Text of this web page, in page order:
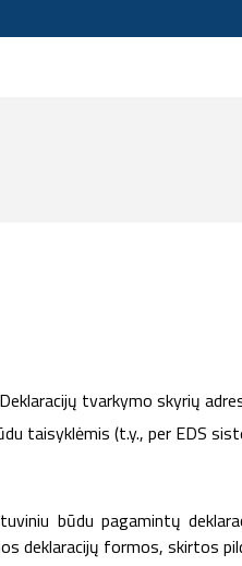
tvarkymo skyrių
taisyklėmis (t.y., per EDS
būdu pagamintų
deklaracijų formos, skirtos